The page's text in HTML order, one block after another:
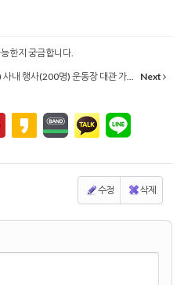
한지 궁금합니다.
내 행사(200명) 운동장 대관 가...
Next
수정 삭제